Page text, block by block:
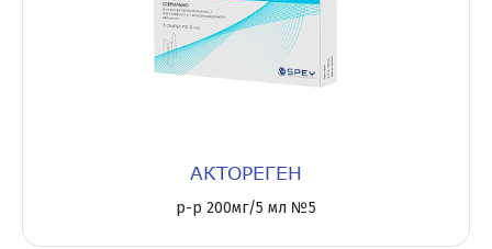
АКТОРЕГЕН
р-р 200мг/5 мл №5